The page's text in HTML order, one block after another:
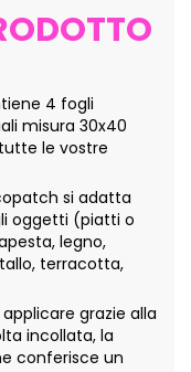
4 fogli
misura 30x40
le vostre
si adatta
oggetti (piatti o
legno,
terracotta,
applicare grazie alla
incollata, la
conferisce un